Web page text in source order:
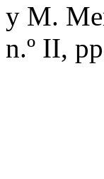
y M.
n.º II,